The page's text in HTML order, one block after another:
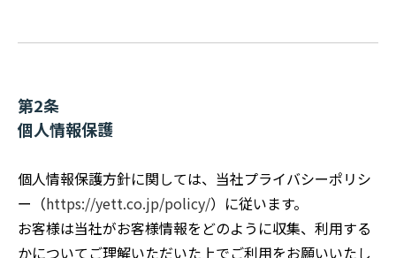
第2条
個人情報保護
個人情報保護方針に関しては、当社プライバシーポリシ
ー（https://yett.co.jp/policy/）に従います。
お客様は当社がお客様情報をどのように収集、利用する
かについてご理解いただいた上でご利用をお願いいたし